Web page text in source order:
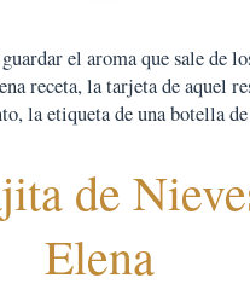
el aroma que sale de
receta, la tarjeta de aquel
la etiqueta de una botella
de
Elena